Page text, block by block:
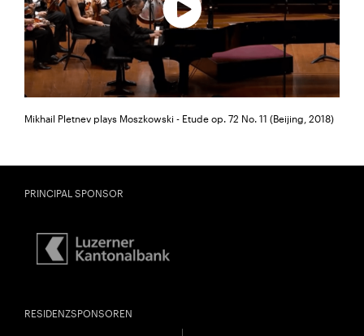
Mikhail Pletnev plays Moszkowski - Etude op. 72 No. 11 (Beijing, 2018)
PRINCIPAL SPONSOR
RESIDENZSPONSOREN